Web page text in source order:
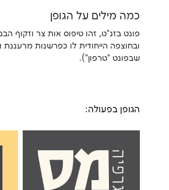
כמה מילים על הגופן
שבפונט "טרפון").
הגופן בפעולה: